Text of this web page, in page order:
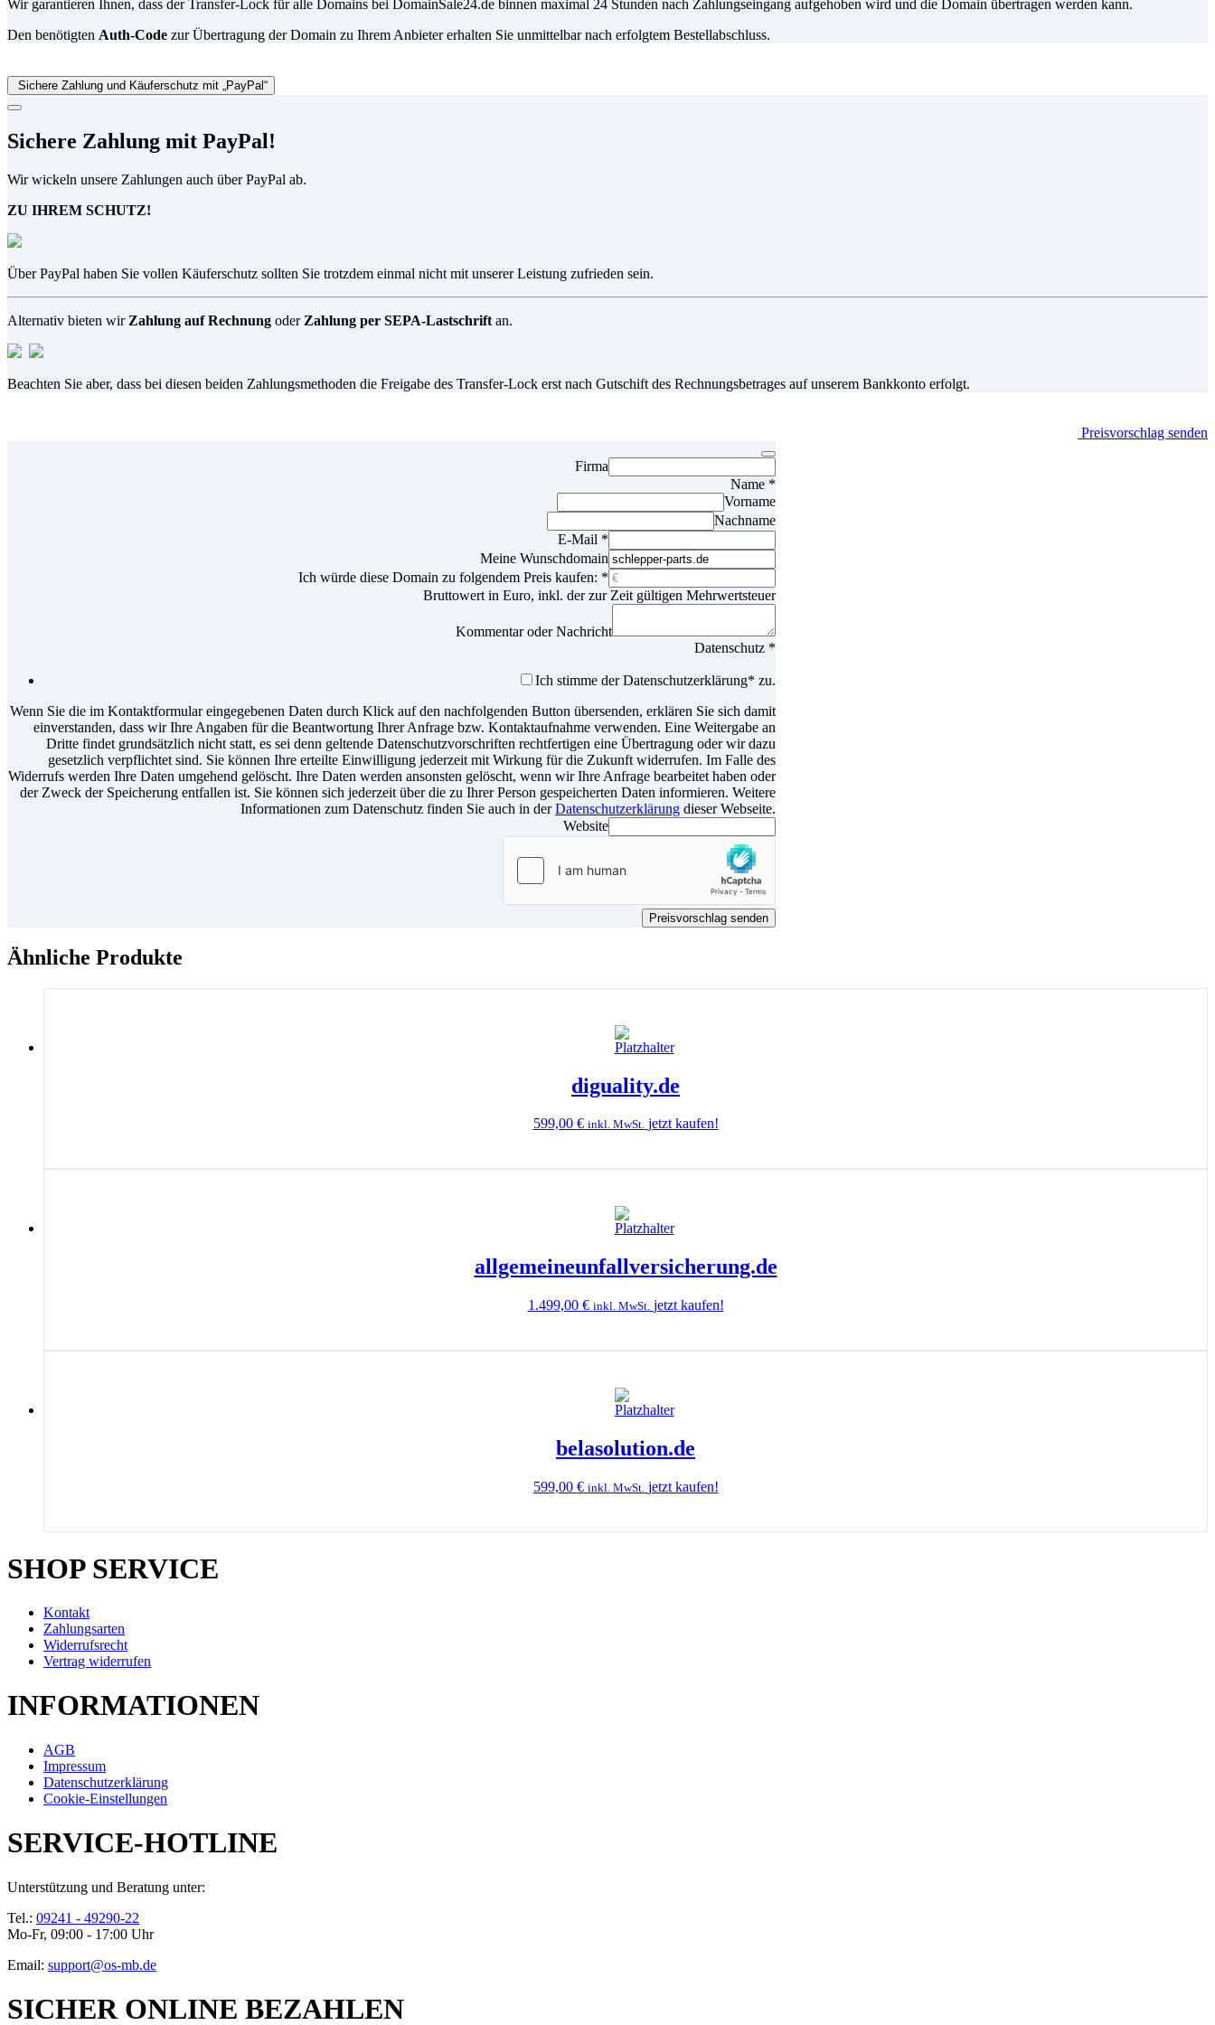
Wir garantieren Ihnen, dass der Transfer-Lock für alle Domains bei DomainSale24.de binnen maximal 24 Stunden nach Zahlungseingang aufgehoben wird und die Domain übertragen werden kann.
Den benötigten Auth-Code zur Übertragung der Domain zu Ihrem Anbieter erhalten Sie unmittelbar nach erfolgtem Bestellabschluss.
Sichere Zahlung und Käuferschutz mit „PayPal“
Sichere Zahlung mit PayPal!
Wir wickeln unsere Zahlungen auch über PayPal ab.
ZU IHREM SCHUTZ!
Über PayPal haben Sie vollen Käuferschutz sollten Sie trotzdem einmal nicht mit unserer Leistung zufrieden sein.
Alternativ bieten wir Zahlung auf Rechnung oder Zahlung per SEPA-Lastschrift an.
Beachten Sie aber, dass bei diesen beiden Zahlungsmethoden die Freigabe des Transfer-Lock erst nach Gutschift des Rechnungsbetrages auf unserem Bankkonto erfolgt.
Preisvorschlag senden
Firma
Name *
Vorname
Nachname
E-Mail *
Meine Wunschdomain
Ich würde diese Domain zu folgendem Preis kaufen: *
Bruttowert in Euro, inkl. der zur Zeit gültigen Mehrwertsteuer
Kommentar oder Nachricht
Datenschutz *
Ich stimme der Datenschutz­erklärung* zu.
Wenn Sie die im Kontaktformular eingegebenen Daten durch Klick auf den nachfolgenden Button übersenden, erklären Sie sich damit
einverstanden, dass wir Ihre Angaben für die Beantwortung Ihrer Anfrage bzw. Kontaktaufnahme verwenden. Eine Weitergabe an
Dritte findet grundsätzlich nicht statt, es sei denn geltende Datenschutzvorschriften rechtfertigen eine Übertragung oder wir dazu
gesetzlich verpflichtet sind. Sie können Ihre erteilte Einwilligung jederzeit mit Wirkung für die Zukunft widerrufen. Im Falle des
Widerrufs werden Ihre Daten umgehend gelöscht. Ihre Daten werden ansonsten gelöscht, wenn wir Ihre Anfrage bearbeitet haben oder
der Zweck der Speicherung entfallen ist. Sie können sich jederzeit über die zu Ihrer Person gespeicherten Daten informieren. Weitere
Informationen zum Datenschutz finden Sie auch in derDatenschutzerklärung dieser Webseite.
Website
Preisvorschlag senden
Ähnliche Produkte
diguality.de
599,00 € inkl. MwSt. jetzt kaufen!
allgemeineunfallversicherung.de
1.499,00 € inkl. MwSt. jetzt kaufen!
belasolution.de
599,00 € inkl. MwSt. jetzt kaufen!
SHOP SERVICE
Kontakt
Zahlungsarten
Widerrufsrecht
Vertrag widerrufen
INFORMATIONEN
AGB
Impressum
Datenschutzerklärung
Cookie-Einstellungen
SERVICE-HOTLINE
Unterstützung und Beratung unter:
Tel.: 09241 - 49290-22
Mo-Fr, 09:00 - 17:00 Uhr
Email: support@os-mb.de
SICHER ONLINE BEZAHLEN